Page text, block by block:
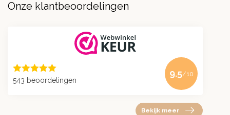
Onze klantbeoordelingen
543 beoordelingen
9.5/10
Bekijk meer